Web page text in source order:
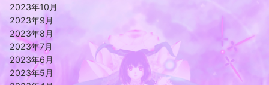
2023年10月
2023年9月
2023年8月
2023年7月
2023年6月
2023年5月